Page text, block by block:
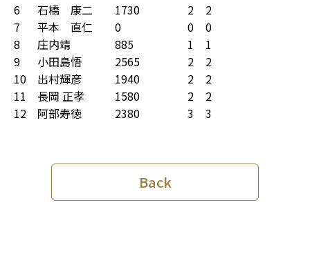
6
石橋 康二 1730 2
2
7
平本 直仁 0 0
0
8
庄内靖 885 1
1
9
小田島悟 2565 2
2
10
出村輝彦 1940 2
2
11
長岡 正孝 1580 2
2
12
阿部寿徳 2380 3 3
Back